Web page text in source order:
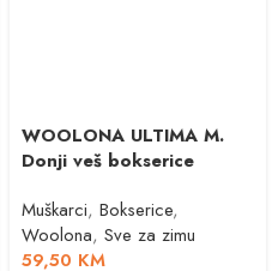
WOOLONA ULTIMA M.
Donji veš bokserice
Muškarci, Bokserice,
Woolona, Sve za zimu
59,50 KM